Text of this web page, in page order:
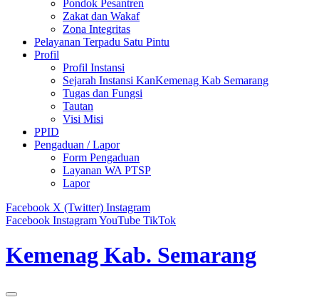
Pondok Pesantren
Zakat dan Wakaf
Zona Integritas
Pelayanan Terpadu Satu Pintu
Profil
Profil Instansi
Sejarah Instansi KanKemenag Kab Semarang
Tugas dan Fungsi
Tautan
Visi Misi
PPID
Pengaduan / Lapor
Form Pengaduan
Layanan WA PTSP
Lapor
Facebook X (Twitter) Instagram
Facebook InstagramYouTube TikTok
Kemenag Kab. Semarang